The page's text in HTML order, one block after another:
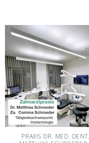
PRAXIS DR. MED. DENT.